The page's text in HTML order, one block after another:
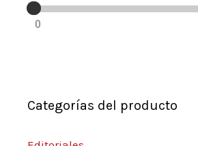
0
Categorías del producto